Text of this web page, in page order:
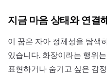
지금 마음 상태와 연결
이 꿈은 자아 정체성을 탐색
있습니다. 화장이라는 행위
표현하거나 숨기고 싶은 감